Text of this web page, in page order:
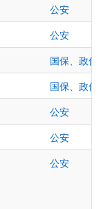
公安
公安
国保、政
国保、政
公安
公安
公安